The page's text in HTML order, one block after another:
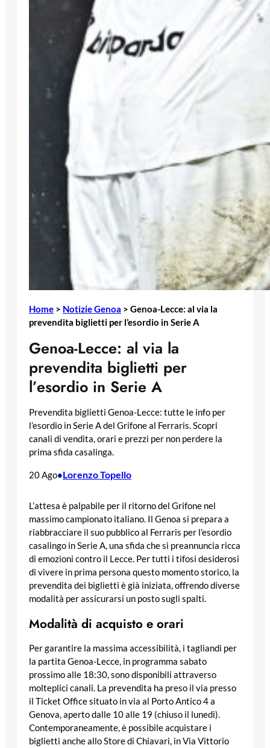
Home > Notizie Genoa > Genoa-Lecce: al via la
prevendita biglietti per l’esordio in Serie A
Genoa-Lecce: al via la
prevendita biglietti per
l’esordio in Serie A
Prevendita biglietti Genoa-Lecce: tutte le info per
l’esordio in Serie A del Grifone al Ferraris. Scopri
canali di vendita, orari e prezzi per non perdere la
prima sfida casalinga.
20 Ago•Lorenzo Topello
L’attesa è palpabile per il ritorno del Grifone nel
massimo campionato italiano. Il Genoa si prepara a
riabbracciare il suo pubblico al Ferraris per l’esordio
casalingo in Serie A, una sfida che si preannuncia ricca
di emozioni contro il Lecce. Per tutti i tifosi desiderosi
di vivere in prima persona questo momento storico, la
prevendita dei biglietti è già iniziata, offrendo diverse
modalità per assicurarsi un posto sugli spalti.
Modalità di acquisto e orari
Per garantire la massima accessibilità, i tagliandi per
la partita Genoa-Lecce, in programma sabato
prossimo alle 18:30, sono disponibili attraverso
molteplici canali. La prevendita ha preso il via presso
il Ticket Office situato in via al Porto Antico 4 a
Genova, aperto dalle 10 alle 19 (chiuso il lunedì).
Contemporaneamente, è possibile acquistare i
biglietti anche allo Store di Chiavari, in Via Vittorio